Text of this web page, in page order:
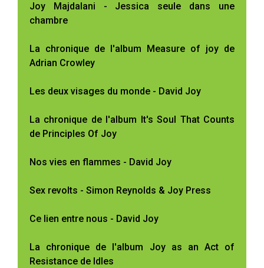
Joy Majdalani - Jessica seule dans une
chambre
La chronique de l'album Measure of joy de
Adrian Crowley
Les deux visages du monde - David Joy
La chronique de l'album It's Soul That Counts
de Principles Of Joy
Nos vies en flammes - David Joy
Sex revolts - Simon Reynolds & Joy Press
Ce lien entre nous - David Joy
La chronique de l'album Joy as an Act of
Resistance de Idles